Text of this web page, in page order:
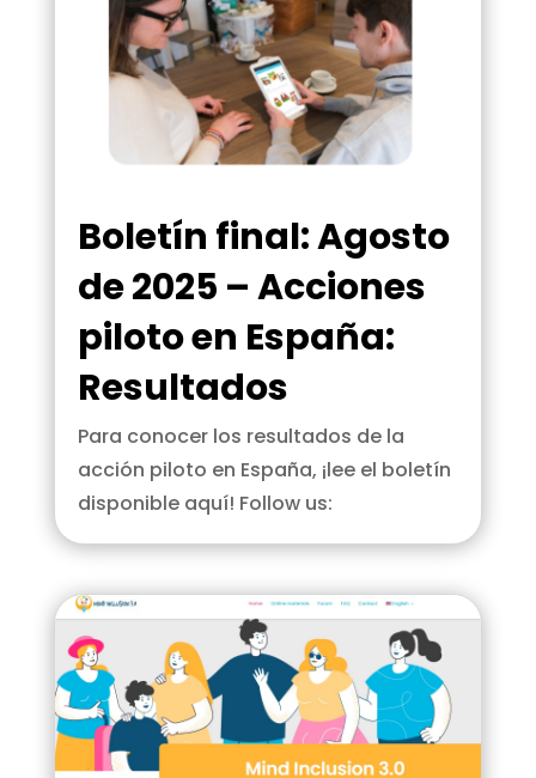
Boletín final: Agosto
de 2025 – Acciones
piloto en España:
Resultados
Para conocer los resultados de la
acción piloto en España, ¡lee el boletín
disponible aquí! Follow us: